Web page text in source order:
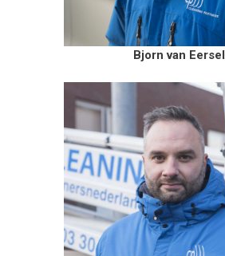
Bjorn van Eersel